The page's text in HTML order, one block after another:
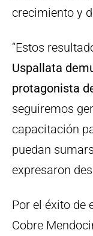
crecimiento y
“Estos
Uspallata
protagonista
seguiremos
capacitación
puedan
expresaron
Por el éxito de
Cobre